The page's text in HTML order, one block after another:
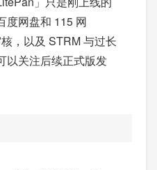
度网盘和 115 网
，以及 STRM 与过长
以关注后续正式版发